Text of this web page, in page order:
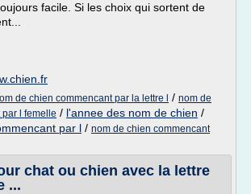
facile. Si les choix qui sortent de
de chien commencant par la lettre l / nom de
l femelle / l'annee des nom de chien /
par l / nom de chien commencant
chat ou chien avec la lettre
...